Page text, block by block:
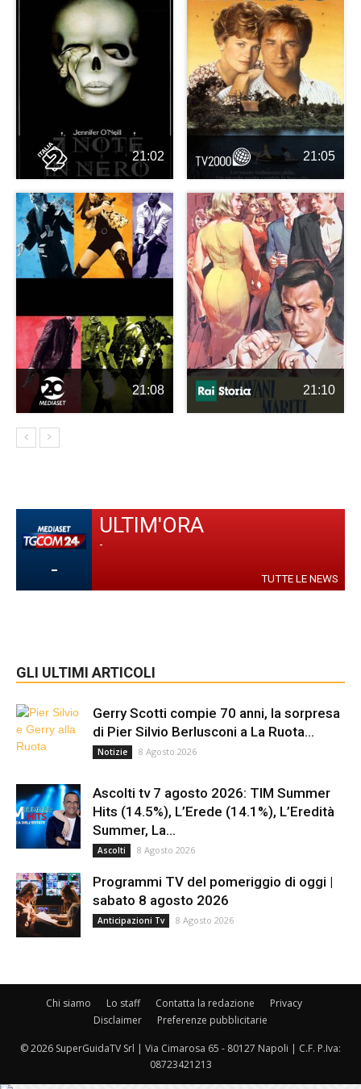
21:02 21:05
21:08 21:10
-
ULTIM'ORA
-
TUTTE LE NEWS
GLI ULTIMI ARTICOLI
Gerry Scotti compie 70 anni, la sorpresa
di Pier Silvio Berlusconi a La Ruota...
Notizie 8 Agosto 2026
Ascolti tv 7 agosto 2026: TIM Summer
Hits (14.5%), L’Erede (14.1%), L’Eredità
Summer, La...
Ascolti 8 Agosto 2026
Programmi TV del pomeriggio di oggi |
sabato 8 agosto 2026
Anticipazioni Tv 8 Agosto 2026
Chi siamo Lo staff Contatta la redazione
Privacy
Disclaimer
Preferenze pubblicitarie
© 2026 SuperGuidaTV Srl | Via Cimarosa 65 - 80127 Napoli | C.F. P.Iva:
08723421213